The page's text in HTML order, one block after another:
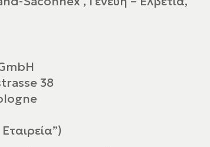
38